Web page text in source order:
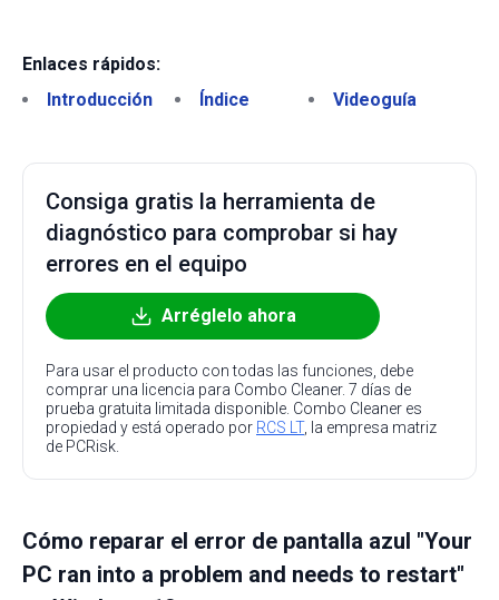
Enlaces rápidos:
Introducción
Índice Videoguía
Consiga gratis la herramienta de
diagnóstico para comprobar si hay
errores en el equipo
Arréglelo ahora
Para usar el producto con todas las funciones, debe
comprar una licencia para Combo Cleaner. 7 días de
prueba gratuita limitada disponible. Combo Cleaner es
propiedad y está operado por RCS LT, la empresa matriz
de PCRisk.
Cómo reparar el error de pantalla azul "Your
PC ran into a problem and needs to restart"